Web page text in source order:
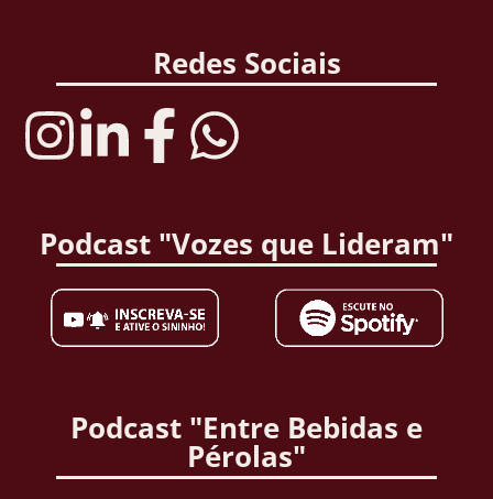
Redes Sociais
Podcast "Vozes que Lideram"
Podcast "Entre Bebidas e
Pérolas"